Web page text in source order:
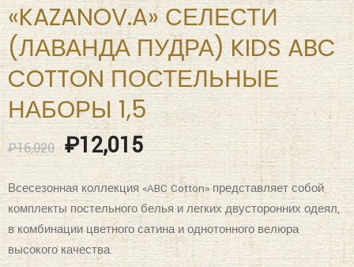
«KAZANOV.A» СЕЛЕСТИ
(ЛАВАНДА ПУДРА) KIDS ABC
COTTON ПОСТЕЛЬНЫЕ
НАБОРЫ 1,5
₽16,020 ₽12,015
Всесезонная коллекция «ABC Cotton» представляет собой
комплекты постельного белья и легких двусторонних одеял,
в комбинации цветного сатина и однотонного велюра
высокого качества.